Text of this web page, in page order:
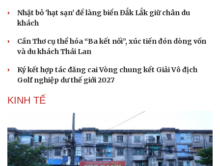
Văn hóa
Sân khấu - Điện ảnh
Văn học
Di sản
Sao Việt
Nhặt bỏ 'hạt sạn' để làng biển Đắk Lắk giữ chân du
khách
Cần Thơ cụ thể hóa “Ba kết nối”, xúc tiến đón dòng vốn
và du khách Thái Lan
Ký kết hợp tác đăng cai Vòng chung kết Giải Vô địch
Golf nghiệp dư thế giới 2027
KINH TẾ